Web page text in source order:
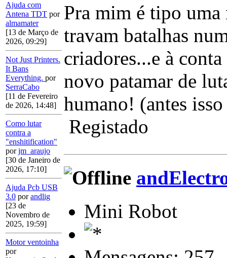
Ajuda com
Antena TDT por
almamater
[13 de Março de
2026, 09:29]
Not Just Printers.
It Bans
Everything. por
SerraCabo
[11 de Fevereiro
de 2026, 14:48]
Como lutar
contra a
"enshitification"
porjm_araujo
[30 de Janeiro de
2026, 17:10]
Ajuda Pcb USB
3.0 porandlig
[23 de
Novembro de
2025, 19:59]
Motor ventoinha
por
Pra mim é tipo uma
travam batalhas
criadores...e à
novo patamar de
humano! (antes
Registado
Mini Robot